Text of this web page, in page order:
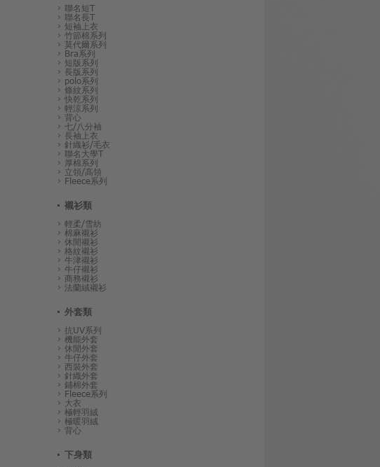
聯名短T
聯名長T
短袖上衣
竹節棉系列
莫代爾系列
Bra系列
短版系列
長版系列
polo系列
條紋系列
快乾系列
輕涼系列
背心
七/八分袖
長袖上衣
針織衫/毛衣
聯名大學T
厚棉系列
立領/高領
Fleece系列
襯衫類
輕柔/雪紡
棉麻襯衫
休閒襯衫
格紋襯衫
牛津襯衫
牛仔襯衫
商務襯衫
法蘭絨襯衫
外套類
抗UV系列
機能外套
休閒外套
牛仔外套
西裝外套
針織外套
鋪棉外套
Fleece系列
大衣
極輕羽絨
極暖羽絨
背心
下身類